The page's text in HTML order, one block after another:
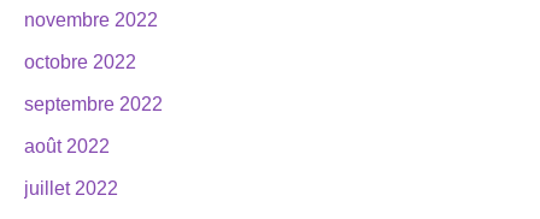
novembre 2022
octobre 2022
septembre 2022
août 2022
juillet 2022